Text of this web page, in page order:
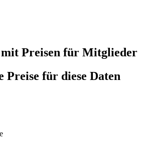
Preisen für Mitglieder
Preise für diese Daten